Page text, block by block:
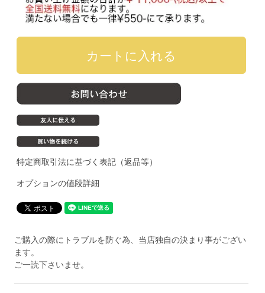
特定商取引法に基づく表記（返品等）
オプションの値段詳細
ご購入の際にトラブルを防ぐ為、当店独自の決まり事がござい
ます。
ご一読下さいませ。